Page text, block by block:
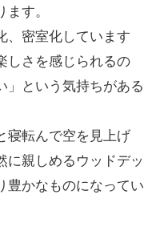
す。
、密室化しています
しさを感じられるの
」という気持ちがある
寝転んで空を見上げ
に親しめるウッドデッ
豊かなものになってい